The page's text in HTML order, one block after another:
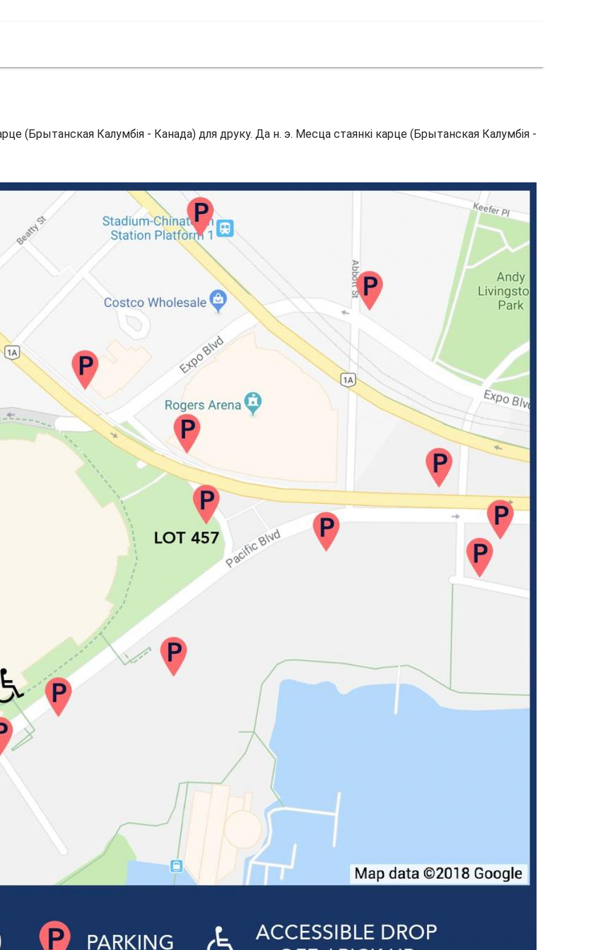
(Брытанская Калумбія - Канада) для друку. Да н. э. Месца стаянкі карце (Брытанская Калумбія -